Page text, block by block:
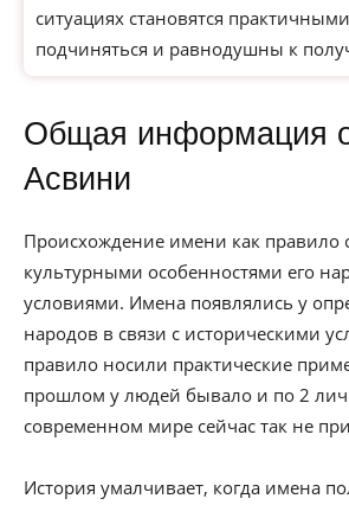
ситуациях становятся
подчиняться и равнодушны к
Общая информация
Асвини
Происхождение имени как правило
культурными особенностями его
условиями. Имена появлялись у
народов в связи с историческими
правило носили практические
прошлом у людей бывало и по 2
современном мире сейчас так не
История умалчивает, когда имена